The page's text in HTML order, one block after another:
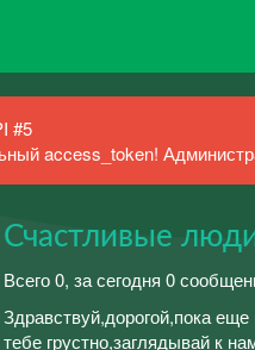
#5
access_token!
Счастливые
Всего 0, за сегодня 0
Здравствуй,дорогой,пока
тебе грустно,заглядывай к